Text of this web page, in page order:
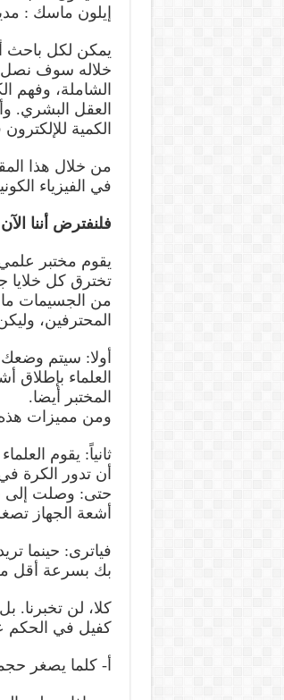
إيلون ماسك :
يمكن لكل باحث
خلاله سوف نصل
الشاملة، وفهم
العقل البشري.
الكمية
من خلال هذا
في الفيزياء
فلنفترض أننا
يقوم مختبر
تخترق كل
من الجسيمات ما
المحترفين،
أولا: سيتم
العلماء بإطلاق
المختبر أيضا.
ومن مميزات هذه
ثانياً: يقوم
أن تدور الكرة
أشعة الجهاز
فياترى: حينما
بك بسرعة أقل
كلا، لن تخبرنا.
كفيل في الحكم
أ- كلما يصغر